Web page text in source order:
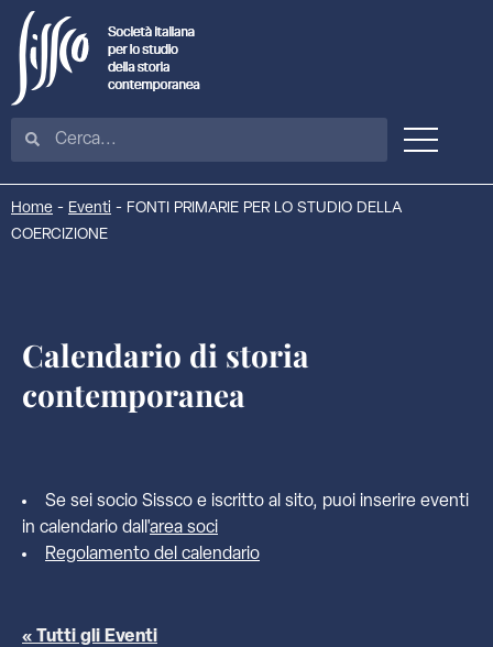
Home - Eventi - FONTI PRIMARIE PER LO STUDIO DELLA
COERCIZIONE
Calendario di storia
contemporanea
Se sei socio Sissco e iscritto al sito, puoi inserire eventi
in calendario dall'area soci
Regolamento del calendario
« Tutti gli Eventi